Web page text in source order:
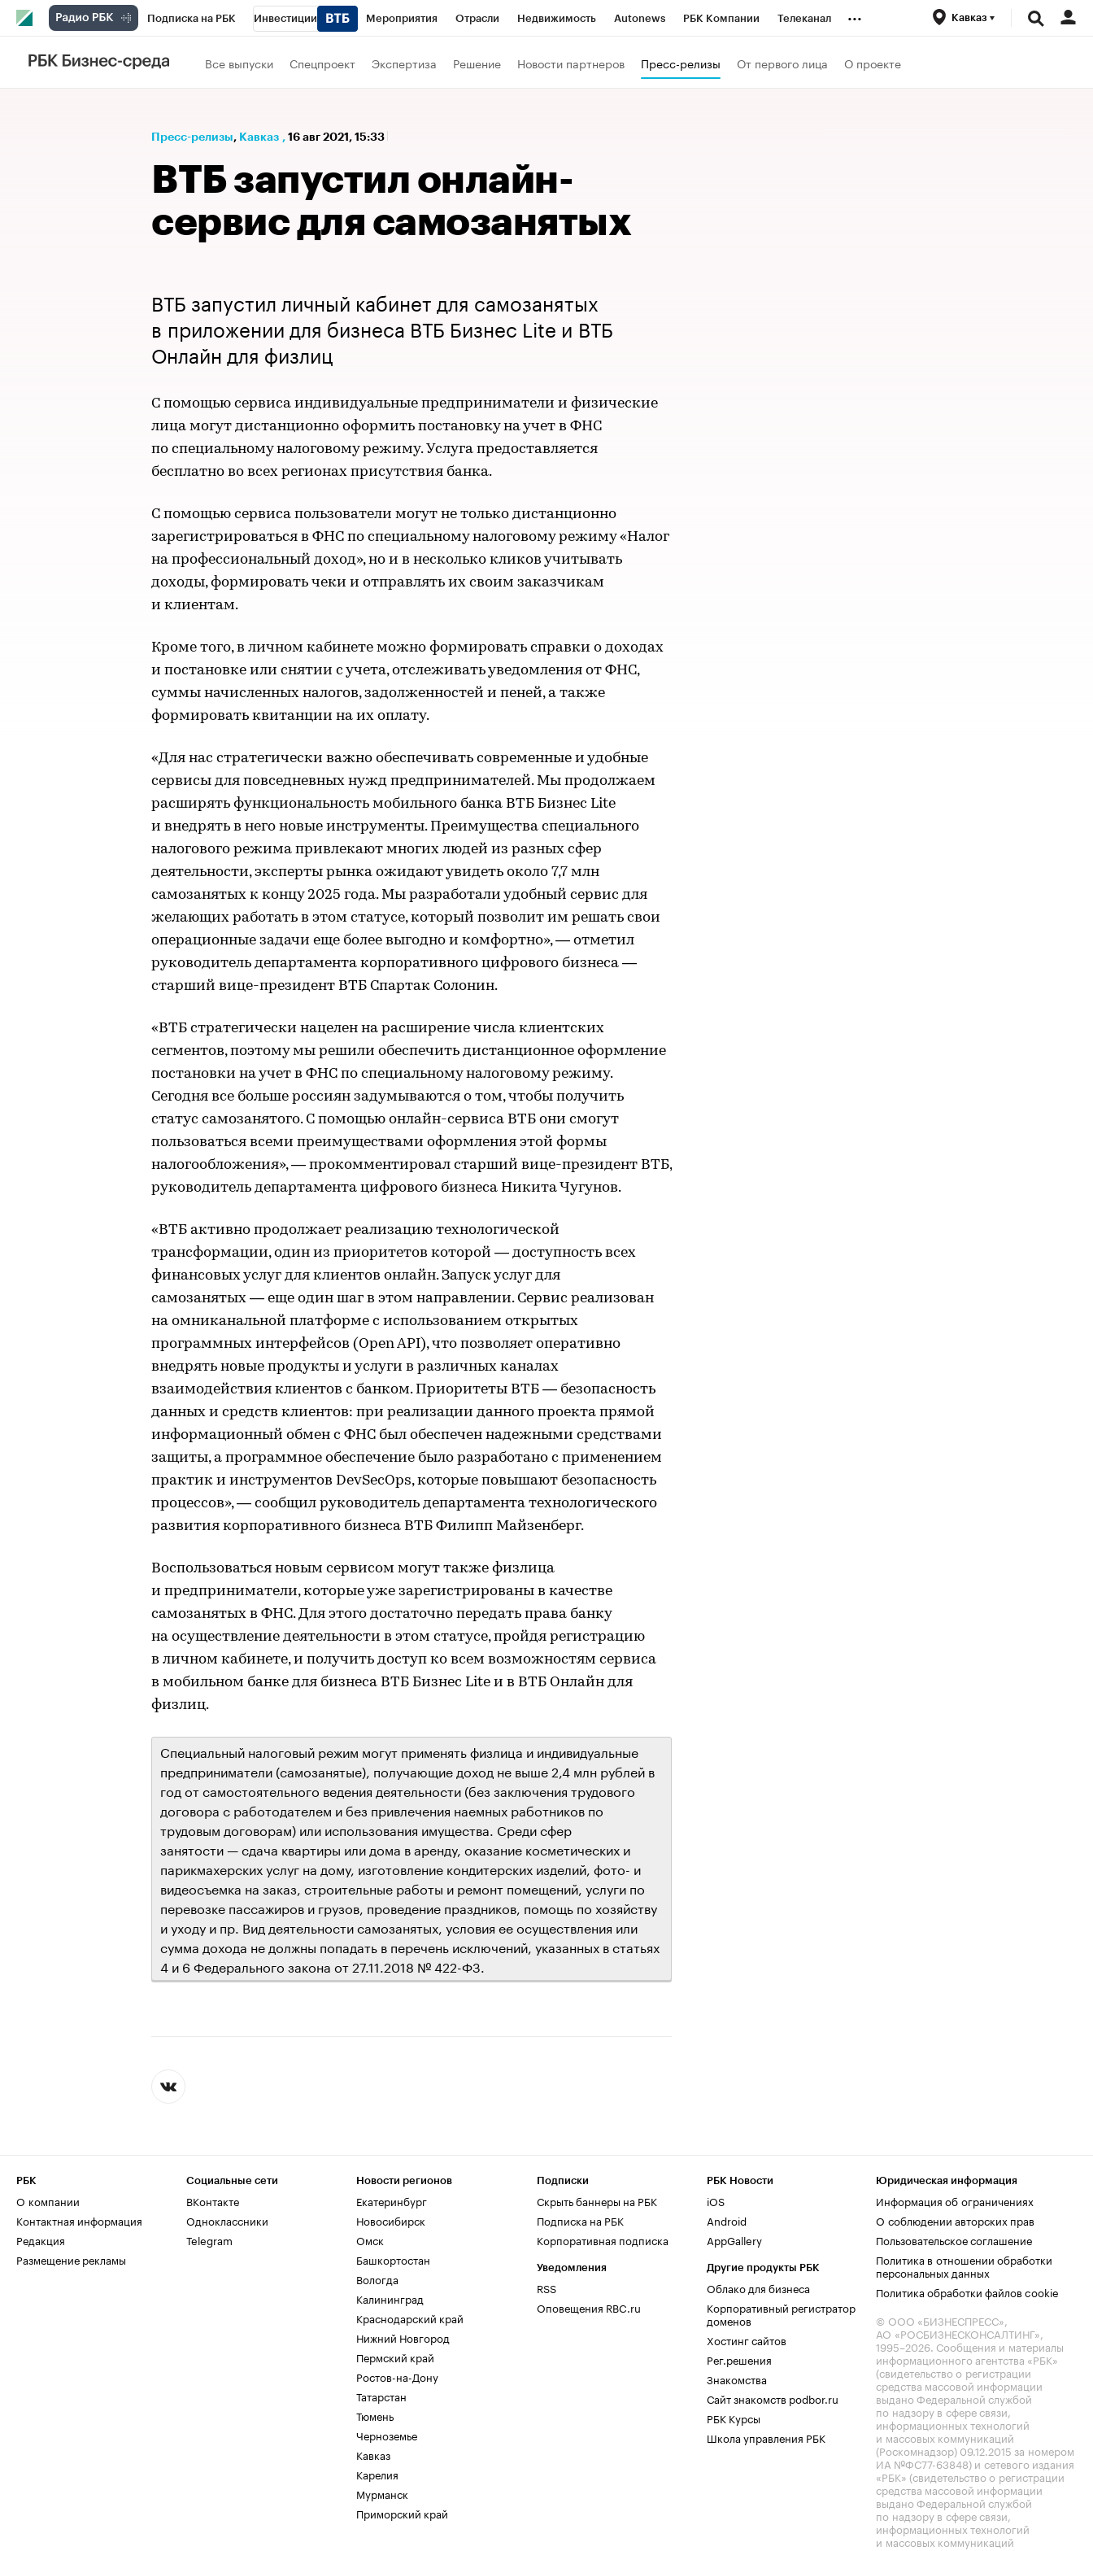
Подписка на РБК Инвестиции Мероприятия Отрасли Недвижимость Autonews РБК Компании Телеканал
РБК Вино
Проверка контрагентов Технологии и медиа
... Кавказ
Все выпуски Спецпроект Экспертиза Решение Новости партнеров Пресс-релизы От первого лица О проекте
Пресс-релизы⁠, Кавказ , 16 авг 2021, 15:33
ВТБ запустил онлайн-
сервис для самозанятых
ВТБ запустил личный кабинет для самозанятых
в приложении для бизнеса ВТБ Бизнес Lite и ВТБ
Онлайн для физлиц
С помощью сервиса индивидуальные предприниматели и физические
лица могут дистанционно оформить постановку на учет в ФНС
по специальному налоговому режиму. Услуга предоставляется
бесплатно во всех регионах присутствия банка.
С помощью сервиса пользователи могут не только дистанционно
зарегистрироваться в ФНС по специальному налоговому режиму «Налог
на профессиональный доход», но и в несколько кликов учитывать
доходы, формировать чеки и отправлять их своим заказчикам
и клиентам.
Кроме того, в личном кабинете можно формировать справки о доходах
и постановке или снятии с учета, отслеживать уведомления от ФНС,
суммы начисленных налогов, задолженностей и пеней, а также
формировать квитанции на их оплату.
«Для нас стратегически важно обеспечивать современные и удобные
сервисы для повседневных нужд предпринимателей. Мы продолжаем
расширять функциональность мобильного банка ВТБ Бизнес Lite
и внедрять в него новые инструменты. Преимущества специального
налогового режима привлекают многих людей из разных сфер
деятельности, эксперты рынка ожидают увидеть около 7,7 млн
самозанятых к концу 2025 года. Мы разработали удобный сервис для
желающих работать в этом статусе, который позволит им решать свои
операционные задачи еще более выгодно и комфортно», — отметил
руководитель департамента корпоративного цифрового бизнеса —
старший вице-президент ВТБ Спартак Солонин.
«ВТБ стратегически нацелен на расширение числа клиентских
сегментов, поэтому мы решили обеспечить дистанционное оформление
постановки на учет в ФНС по специальному налоговому режиму.
Сегодня все больше россиян задумываются о том, чтобы получить
статус самозанятого. С помощью онлайн-сервиса ВТБ они смогут
пользоваться всеми преимуществами оформления этой формы
налогообложения», — прокомментировал старший вице-президент ВТБ,
руководитель департамента цифрового бизнеса Никита Чугунов.
«ВТБ активно продолжает реализацию технологической
трансформации, один из приоритетов которой — доступность всех
финансовых услуг для клиентов онлайн. Запуск услуг для
самозанятых — еще один шаг в этом направлении. Сервис реализован
на омниканальной платформе с использованием открытых
программных интерфейсов (Open API), что позволяет оперативно
внедрять новые продукты и услуги в различных каналах
взаимодействия клиентов с банком. Приоритеты ВТБ — безопасность
данных и средств клиентов: при реализации данного проекта прямой
информационный обмен с ФНС был обеспечен надежными средствами
защиты, а программное обеспечение было разработано с применением
практик и инструментов DevSecOps, которые повышают безопасность
процессов», — сообщил руководитель департамента технологического
развития корпоративного бизнеса ВТБ Филипп Майзенберг.
Воспользоваться новым сервисом могут также физлица
и предприниматели, которые уже зарегистрированы в качестве
самозанятых в ФНС. Для этого достаточно передать права банку
на осуществление деятельности в этом статусе, пройдя регистрацию
в личном кабинете, и получить доступ ко всем возможностям сервиса
в мобильном банке для бизнеса ВТБ Бизнес Lite и в ВТБ Онлайн для
физлиц.
Специальный налоговый режим могут применять физлица и индивидуальные
предприниматели (самозанятые), получающие доход не выше 2,4 млн рублей в
год от самостоятельного ведения деятельности (без заключения трудового
договора с работодателем и без привлечения наемных работников по
трудовым договорам) или использования имущества. Среди сфер
занятости — сдача квартиры или дома в аренду, оказание косметических и
парикмахерских услуг на дому, изготовление кондитерских изделий, фото- и
видеосъемка на заказ, строительные работы и ремонт помещений, услуги по
перевозке пассажиров и грузов, проведение праздников, помощь по хозяйству
и уходу и пр. Вид деятельности самозанятых, условия ее осуществления или
сумма дохода не должны попадать в перечень исключений, указанных в статьях
4 и 6 Федерального закона от 27.11.2018 № 422-ФЗ.
РБК
О компании
Контактная информация
Редакция
Размещение рекламы
Социальные сети
ВКонтакте
Одноклассники
Telegram
Новости регионов
Екатеринбург
Новосибирск
Омск
Башкортостан
Вологда
Калининград
Краснодарский край
Нижний Новгород
Пермский край
Ростов-на-Дону
Татарстан
Тюмень
Черноземье
Кавказ
Карелия
Мурманск
Приморский край
Подписки
Скрыть баннеры на РБК
Подписка на РБК
Корпоративная подписка
Уведомления
RSS
Оповещения RBC.ru
РБК Новости
iOS
Android
AppGallery
Другие продукты РБК
Облако для бизнеса
Корпоративный регистратор
доменов
Хостинг сайтов
Рег.решения
Знакомства
Сайт знакомств podbor.ru
РБК Курсы
Школа управления РБК
Юридическая информация
Информация об ограничениях
О соблюдении авторских прав
Пользовательское соглашение
Политика в отношении обработки
персональных данных
Политика обработки файлов cookie
© ООО «БИЗНЕСПРЕСС»,
АО «РОСБИЗНЕСКОНСАЛТИНГ»,
1995–2026. Сообщения и материалы
информационного агентства «РБК»
(свидетельство о регистрации
средства массовой информации
выдано Федеральной службой
по надзору в сфере связи,
информационных технологий
и массовых коммуникаций
(Роскомнадзор) 09.12.2015 за номером
ИА №ФС77-63848) и сетевого издания
«РБК» (свидетельство о регистрации
средства массовой информации
выдано Федеральной службой
по надзору в сфере связи,
информационных технологий
и массовых коммуникаций